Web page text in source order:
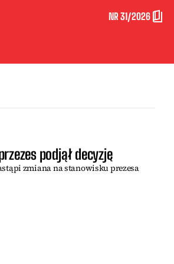
NR 31/2026
podjął decyzję
zmiana na stanowisku prezesa